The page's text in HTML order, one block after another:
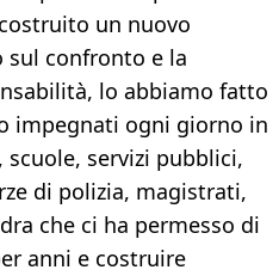
un nuovo
sul confronto e la
lo abbiamo fatto
impegnati ogni giorno in
servizi pubblici,
di polizia, magistrati,
che ci ha permesso di
anni e costruire